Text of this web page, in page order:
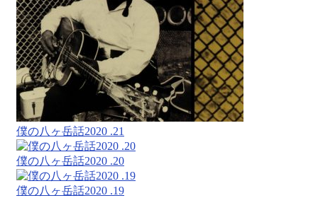
僕の八ヶ岳話2020 .21
僕の八ヶ岳話2020 .20
僕の八ヶ岳話2020 .19